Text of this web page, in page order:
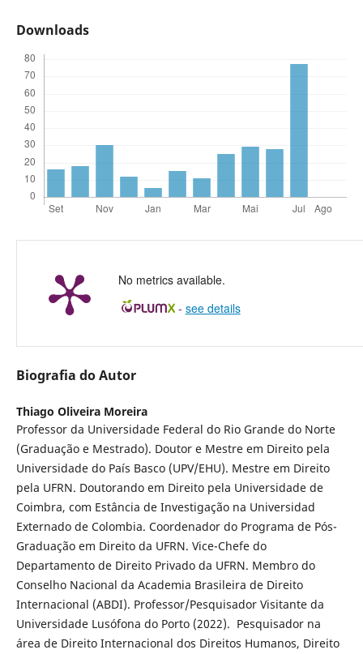
Downloads
No metrics available.
- see details
Biografia do Autor
Thiago Oliveira Moreira
Professor da Universidade Federal do Rio Grande do Norte
(Graduação e Mestrado). Doutor e Mestre em Direito pela
Universidade do País Basco (UPV/EHU). Mestre em Direito
pela UFRN. Doutorando em Direito pela Universidade de
Coimbra, com Estância de Investigação na Universidad
Externado de Colombia. Coordenador do Programa de Pós-
Graduação em Direito da UFRN. Vice-Chefe do
Departamento de Direito Privado da UFRN. Membro do
Conselho Nacional da Academia Brasileira de Direito
Internacional (ABDI). Professor/Pesquisador Visitante da
Universidade Lusófona do Porto (2022). Pesquisador na
área de Direito Internacional dos Direitos Humanos, Direito